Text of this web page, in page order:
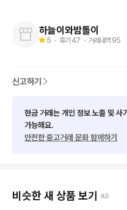
하늘이와밤톨이
5 ・ 후기 47 ・ 거래내역 95
신고하기
현금 거래는 개인 정보 노출 및 사
가능해요.
안전한 중고거래 문화 함께하기
비슷한 새 상품 보기 AD